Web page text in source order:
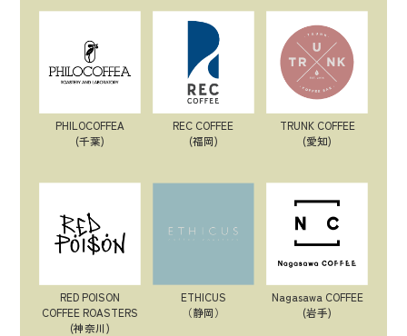
PHILOCOFFEA
(千葉)
REC COFFEE
(福岡)
TRUNK COFFEE
(愛知)
RED POISON
COFFEE ROASTERS
(神奈川)
ETHICUS
（静岡）
Nagasawa COFFEE
(岩手)